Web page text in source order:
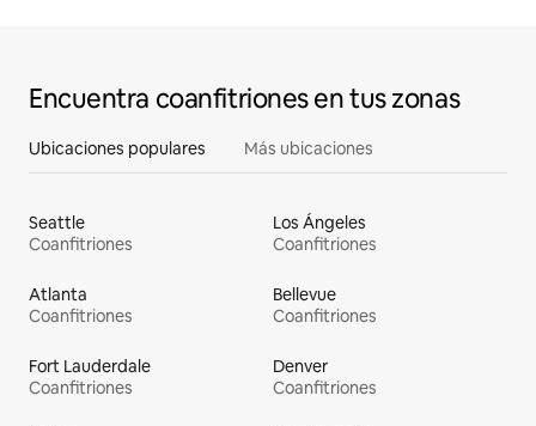
Encuentra coanfitriones en tus zonas
Ubicaciones populares Más ubicaciones
Seattle
Coanfitriones
Los Ángeles
Coanfitriones
Atlanta
Coanfitriones
Bellevue
Coanfitriones
Fort Lauderdale
Coanfitriones
Denver
Coanfitriones